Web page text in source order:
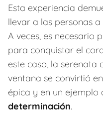
Esta experiencia
llevar a las personas
A veces, es necesario
para conquistar el
este caso, la serenata
ventana se convirtió
épica y en un ejemplo
determinación.